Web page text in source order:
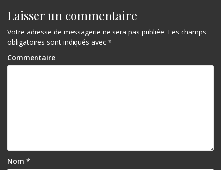
i
g
a
t
l
Laisser un commentaire
Votre adresse de messagerie ne sera pas publiée. Les champs
obligatoires sont indiqués avec *
Commentaire
Nom *